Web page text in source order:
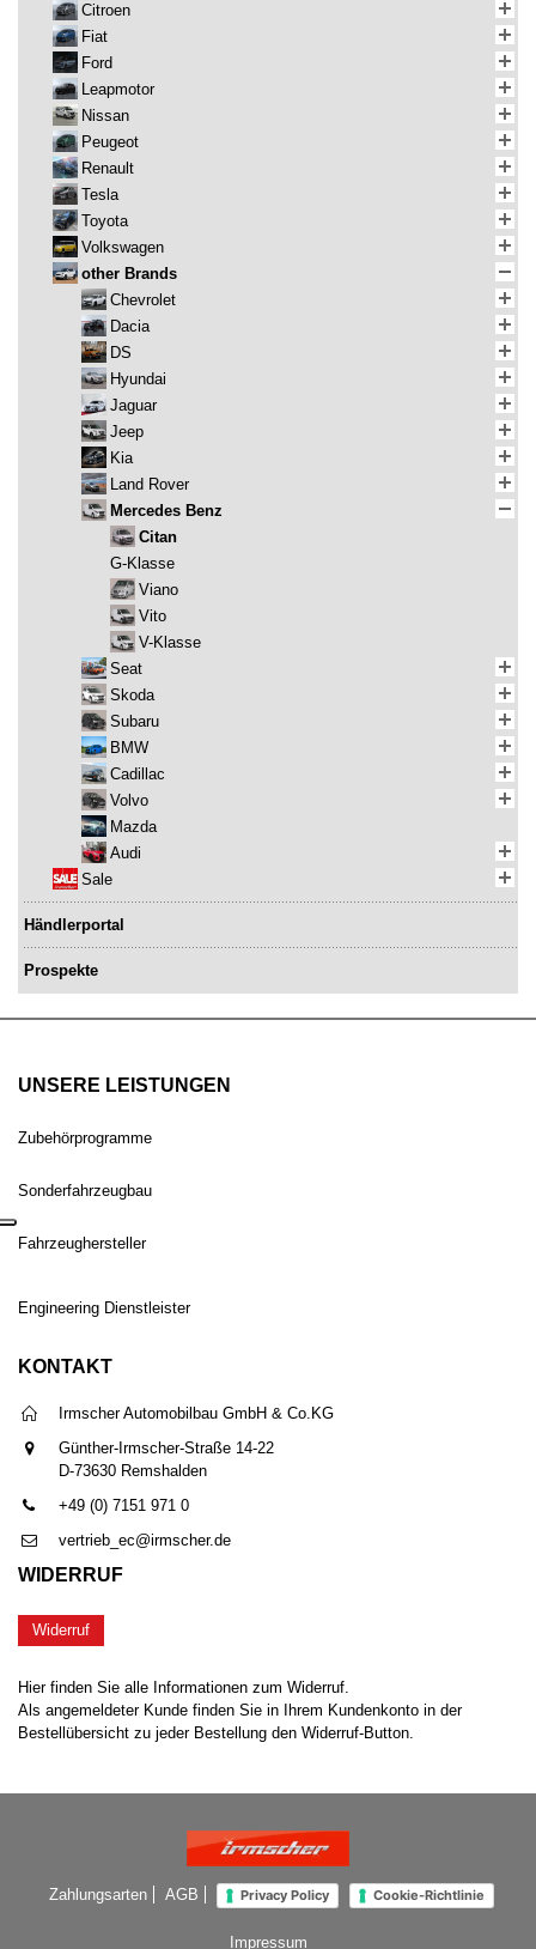
Citroen
Fiat
Ford
Leapmotor
Nissan
Peugeot
Renault
Tesla
Toyota
Volkswagen
other Brands
Chevrolet
Dacia
DS
Hyundai
Jaguar
Jeep
Kia
Land Rover
Mercedes Benz
Citan
G-Klasse
Viano
Vito
V-Klasse
Seat
Skoda
Subaru
BMW
Cadillac
Volvo
Mazda
Audi
Sale
Händlerportal
Prospekte
UNSERE LEISTUNGEN
Zubehörprogramme
Sonderfahrzeugbau
Fahrzeughersteller
Engineering Dienstleister
KONTAKT
Irmscher Automobilbau GmbH & Co.KG
Günther-Irmscher-Straße 14-22
D-73630 Remshalden
+49 (0) 7151 971 0
vertrieb_ec@irmscher.de
WIDERRUF
Widerruf
Hier finden Sie alle Informationen zum Widerruf.
Als angemeldeter Kunde finden Sie in Ihrem Kundenkonto in der
Bestellübersicht zu jeder Bestellung den Widerruf-Button.
Zahlungsarten AGB Privacy Policy Cookie-Richtlinie
Impressum